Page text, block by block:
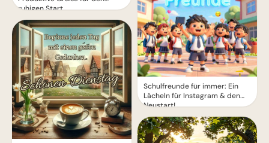
ruhigen Start
Schulfreunde für immer: Ein
Lächeln für Instagram & den
Neustart!